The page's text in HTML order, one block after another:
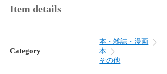
Item details
Category
本・雑誌・漫画
本
その他